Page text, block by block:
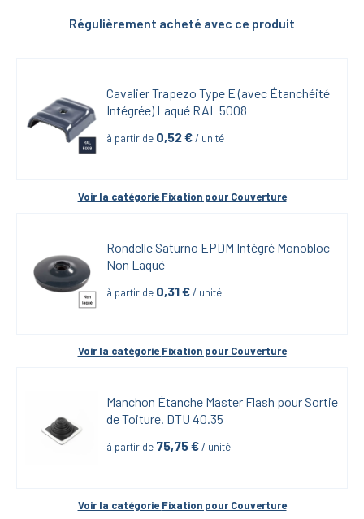
Régulièrement acheté avec ce produit
Cavalier Trapezo Type E (avec Étanchéité
Intégrée) Laqué RAL 5008
à partir de 0,52 € / unité
Voir la catégorie Fixation pour Couverture
Rondelle Saturno EPDM Intégré Monobloc
Non Laqué
à partir de 0,31 € / unité
Voir la catégorie Fixation pour Couverture
Manchon Étanche Master Flash pour Sortie
de Toiture. DTU 40.35
à partir de 75,75 € / unité
Voir la catégorie Fixation pour Couverture